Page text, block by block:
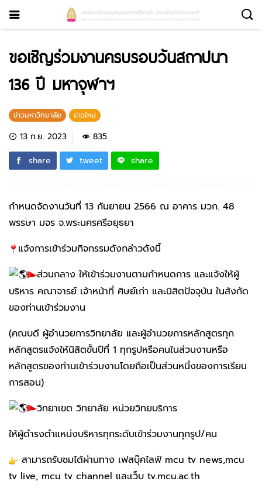
ขอเชิญร่วมงานครบรอบวันสถาปนา
136 ปี มหาจุฬาฯ
ข่าวมหาวิทยาลัย ข่าวใหม่
13 ก.ย. 2023
835
share
tweet share
กำหนดจัดงานวันที่ 13 กันยายน 2566 ณ อาคาร มวก. 48
พรรษา มจร จ.พระนครศรีอยุธยา
แจ้งการเข้าร่วมกิจกรรมดังกล่าวดังนี้
ส่วนกลาง ให้เข้าร่วมงานตามกำหนดการ และแจ้งให้ผู้
บริหาร คณาจารย์ เจ้าหน้าที่ ศิษย์เก่า และนิสิตปัจจุบัน ในสังกัด
ของท่านเข้าร่วมงาน
(คณบดี ผู้อำนวยการวิทยาลัย และผู้อำนวยการหลักสูตรทุก
หลักสูตรแจ้งให้นิสิตขั้นปีที่ 1 ทุกรูปหรือคนในส่วนงานหรือ
หลักสูตรของท่านเข้าร่วมงานโดยถือเป็นส่วนหนึ่งของการเรียน
การสอน)
วิทยาเขต วิทยาลัย หน่วยวิทยบริการ
ให้ผู้ดำรงตำแหน่งบริหารทุกระดับเข้าร่วมงานทุกรูป/คน
สามารถรับชมได้ผ่านทาง เฟสบุ๊คไลฟ์ mcu tv news,mcu
tv live, mcu tv channel และเว็บ tv.mcu.ac.th